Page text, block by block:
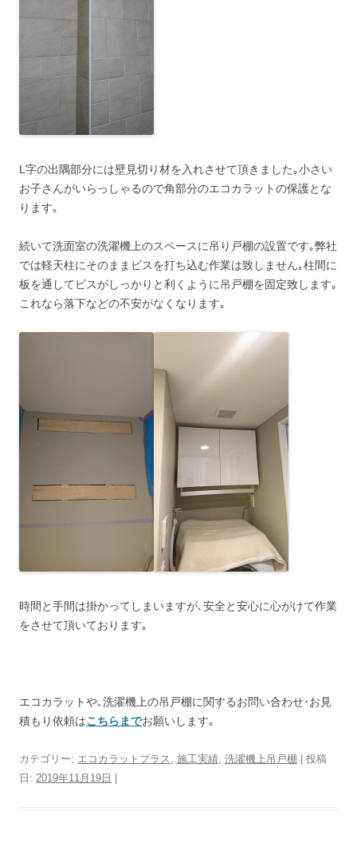
L字の出隅部分には壁見切り材を入れさせて頂きました｡小さい
お子さんがいらっしゃるので角部分のエコカラットの保護とな
ります｡
続いて洗面室の洗濯機上のスペースに吊り戸棚の設置です｡弊社
では軽天柱にそのままビスを打ち込む作業は致しません｡柱間に
板を通してビスがしっかりと利くように吊戸棚を固定致します｡
これなら落下などの不安がなくなります｡
時間と手間は掛かってしまいますが､安全と安心に心がけて作業
をさせて頂いております｡
エコカラットや､洗濯機上の吊戸棚に関するお問い合わせ･お見
積もり依頼はこちらまでお願いします｡
カテゴリー: エコカラットプラス , 施工実績, 洗濯機上吊戸棚
| 投稿
日: 2019年11月19日